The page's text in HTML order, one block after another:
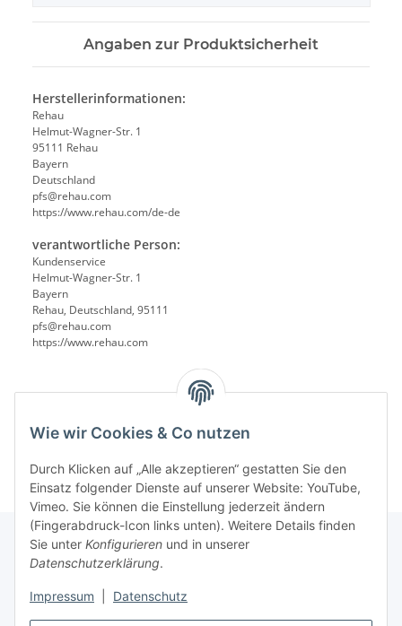
Wie wir Cookies & Co nutzen
Durch Klicken auf „Alle akzeptieren“ gestatten Sie den
Einsatz folgender Dienste auf unserer Website: YouTube,
Vimeo. Sie können die Einstellung jederzeit ändern
(Fingerabdruck-Icon links unten). Weitere Details finden
Sie unter Konfigurieren und in unserer
Datenschutzerklärung.
Impressum Datenschutz
Angaben zur Produktsicherheit
Herstellerinformationen:
Rehau
Helmut-Wagner-Str. 1
95111 Rehau
Bayern
Deutschland
pfs@rehau.com
https://www.rehau.com/de-de
verantwortliche Person:
Kundenservice
Helmut-Wagner-Str. 1
Bayern
Rehau, Deutschland, 95111
pfs@rehau.com
https://www.rehau.com